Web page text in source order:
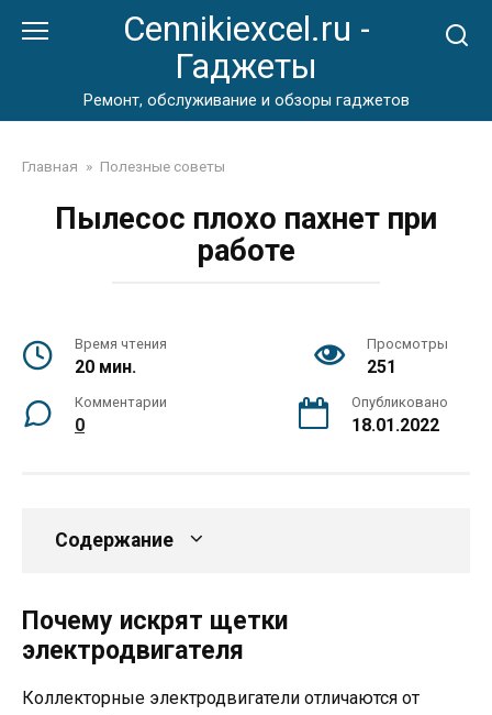
Cennikiexcel.ru -
Гаджеты
Ремонт, обслуживание и обзоры гаджетов
Главная » Полезные советы
Пылесос плохо пахнет при
работе
Время чтения
20 мин.
Просмотры
251
Комментарии
0
Опубликовано
18.01.2022
Содержание
Почему искрят щетки
электродвигателя
Коллекторные электродвигатели отличаются от